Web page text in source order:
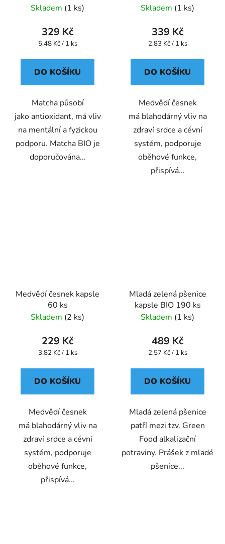
Skladem (1 ks)
329 Kč
Měrná
5,48 Kč / 1 ks
DO KOŠÍKU
Matcha působí
jako antioxidant, má vliv
na mentální a fyzickou
podporu. Matcha BIO je
doporučována...
Skladem (1 ks)
339 Kč
Měrná
2,83 Kč / 1 ks
DO KOŠÍKU
Medvědí česnek
má blahodárný vliv na
zdraví srdce a cévní
systém, podporuje
oběhové funkce,
přispívá...
Medvědí česnek kapsle
60 ks
Skladem (2 ks)
229 Kč
Měrná
3,82 Kč / 1 ks
DO KOŠÍKU
Medvědí česnek
má blahodárný vliv na
zdraví srdce a cévní
systém, podporuje
oběhové funkce,
přispívá...
Mladá zelená pšenice
kapsle BIO 190 ks
Skladem (1 ks)
489 Kč
Měrná
2,57 Kč / 1 ks
DO KOŠÍKU
Mladá zelená pšenice
patří mezi tzv. Green
Food alkalizační
potraviny. Prášek z mladé
pšenice...